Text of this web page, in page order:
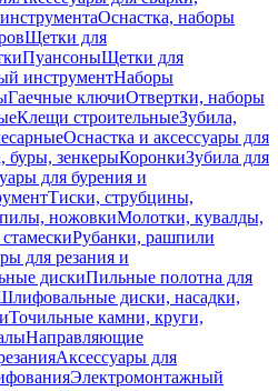
Оснастка, наборы
Щетки для
ПуансоныЩетки для
инструментНаборы
Гаечные ключиОтвертки, наборы
Клещи строительныеЗубила,
Оснастка и аксессуары для
буры, зенкерыКоронкиЗубила для
для бурения и
Тиски, струбцины,
ножовкиМолотки, кувалды,
Рубанки, рашпили
для резания и
дискиПильные полотна для
диски, насадки,
Точильные камни, круги,
Направляющие
Аксессуары для
Электромонтажный